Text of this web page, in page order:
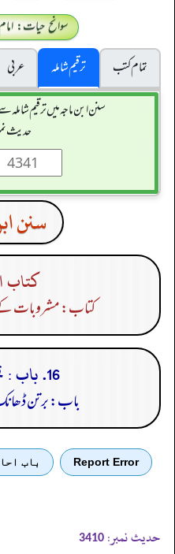
سوانح حیات:
تمام کتب
ترقیم شاملہ عربی
سنن ابن ماجہ میں ترقیم شاملہ
حدیث
سنن
كتاب
کتاب: مشروبات کے
16. باب : تخمير الإناء
باب: برتن
Report Error باب
حدیث نمبر: 3410